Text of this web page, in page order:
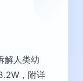
解人类幼
，附详